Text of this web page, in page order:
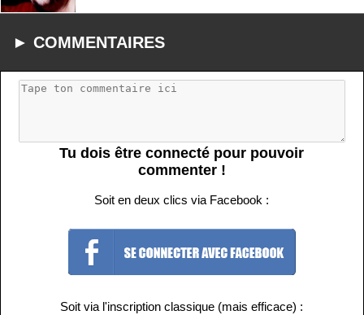
► COMMENTAIRES
Tu dois être connecté pour pouvoir
commenter !
Soit en deux clics via Facebook :
Soit via l'inscription classique (mais efficace) :